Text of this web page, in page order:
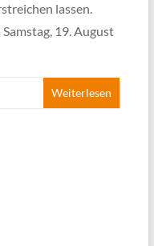
lassen.
19. August
Weiterlesen